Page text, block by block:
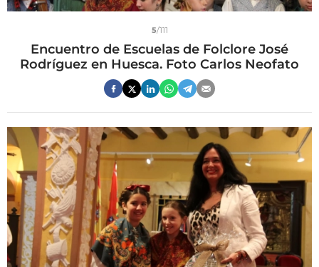
5/111
Encuentro de Escuelas de Folclore José
Rodríguez en Huesca. Foto Carlos Neofato